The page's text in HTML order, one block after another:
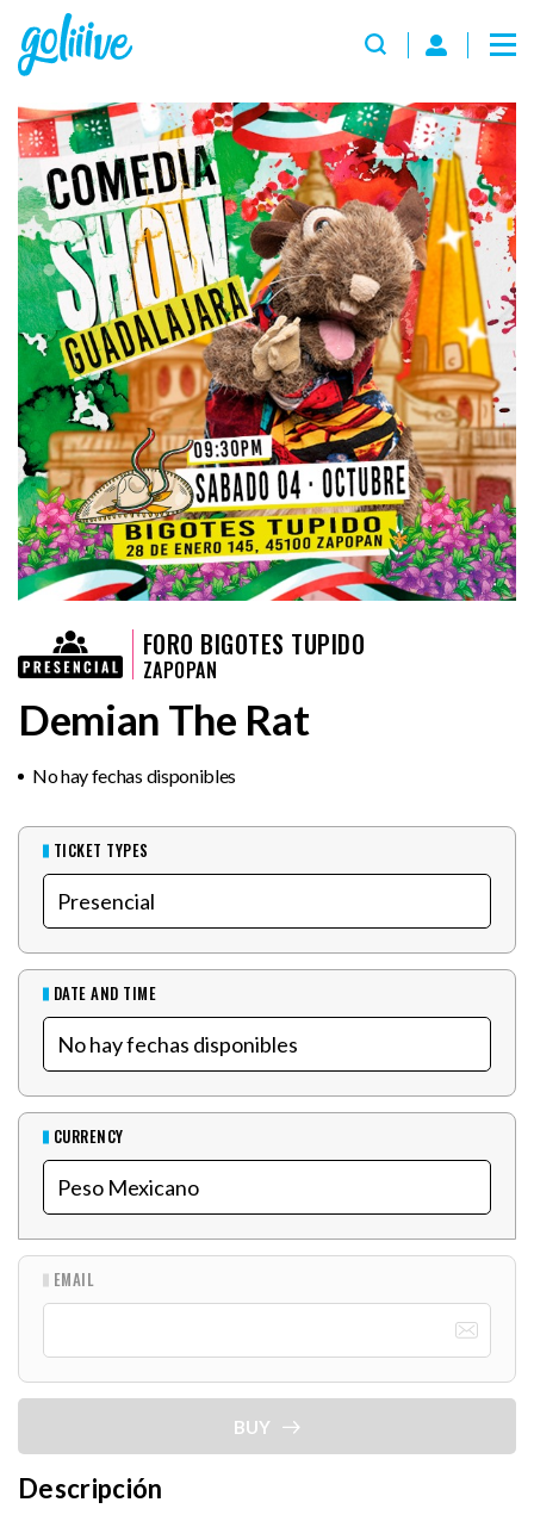
FORO BIGOTES TUPIDO
ZAPOPAN
Demian The Rat
No hay fechas disponibles
TICKET TYPES
DATE AND TIME
CURRENCY
EMAIL
BUY
Descripción